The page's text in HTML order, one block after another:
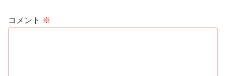
コメント ※